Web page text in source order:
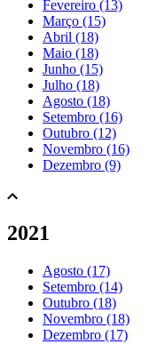
Fevereiro (13)
Março (15)
Abril (18)
Maio (18)
Junho (15)
Julho (18)
Agosto (18)
Setembro (16)
Outubro (12)
Novembro (16)
Dezembro (9)
2021
Agosto (17)
Setembro (14)
Outubro (18)
Novembro (18)
Dezembro (17)